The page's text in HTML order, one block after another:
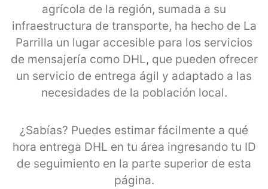
agrícola de la región, sumada a su
infraestructura de transporte, ha hecho de La
Parrilla un lugar accesible para los servicios
de mensajería como DHL, que pueden ofrecer
un servicio de entrega ágil y adaptado a las
necesidades de la población local.
¿Sabías? Puedes estimar fácilmente a qué
hora entrega DHL en tu área ingresando tu ID
de seguimiento en la parte superior de esta
página.